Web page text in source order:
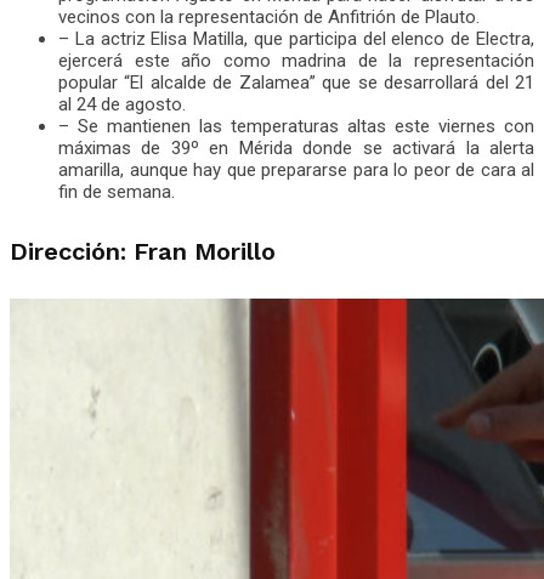
vecinos con la representación de Anfitrión de Plauto.
– La actriz Elisa Matilla, que participa del elenco de Electra,
ejercerá este año como madrina de la representación
popular “El alcalde de Zalamea” que se desarrollará del 21
al 24 de agosto.
– Se mantienen las temperaturas altas este viernes con
máximas de 39º en Mérida donde se activará la alerta
amarilla, aunque hay que prepararse para lo peor de cara al
fin de semana.
Dirección: Fran Morillo